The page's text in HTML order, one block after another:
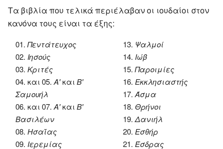
Τα βιβλία που τελικά περιέλαβαν οι ιουδαίοι στον
κανόνα τους είναι τα έξης:
01.Πεντάτευχος
02. Ιησούς
03.Κριτές
04. και 05.Α'καιΒ'
Σαμουήλ
06. και 07.Α'καιΒ'
Βασιλέων
08.Ησαΐας
09. Ιερεμίας
13. Ψαλμοί
14. Ιώβ
15. Παροιμίες
16. Εκκλησιαστής
17. Άσμα
18. Θρήνοι
19. Δανιήλ
20. Εσθήρ
21. Έσδρας